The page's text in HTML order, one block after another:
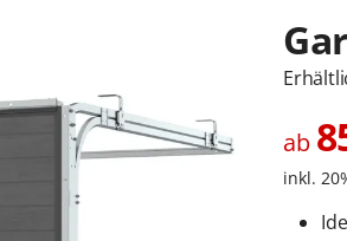
Holz-Alu
Fenster
Aluminium­
fenster
Holz
Balkontüren Holz-
Alu
Faltschiebe­türen Hebeschiebe­türen
Holz
Nebeneingangstür
Stahl
Fensterläden
Konfigurieren
Schiebetor
Rolltore
Rolltor konfigurieren
Carports mit Abstellraum
ab
inkl.